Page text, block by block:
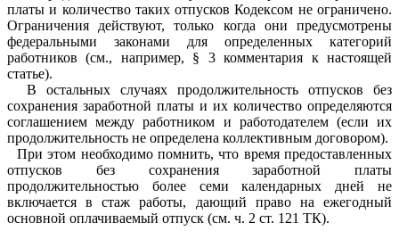
платы и количество таких отпусков Кодексом не ограничено.
Ограничения действуют, только когда они предусмотрены
федеральными законами для определенных категорий
работников (см., например, § 3 комментария к настоящей
статье).
В остальных случаях продолжительность отпусков без
сохранения заработной платы и их количество определяются
соглашением между работником и работодателем (если их
продолжительность не определена коллективным договором).
При этом необходимо помнить, что время предоставленных
отпусков без сохранения заработной платы
продолжительностью более семи календарных дней не
включается в стаж работы, дающий право на ежегодный
основной оплачиваемый отпуск (см. ч. 2 ст. 121 ТК).